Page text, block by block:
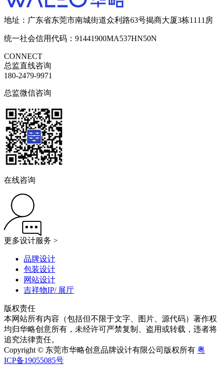
地址：广东省东莞市南城街道众利路63号揭商大厦3栋1111房
统一社会信用代码：91441900MA537HN50N
CONNECT
总监直线咨询
180-2479-9971
总监微信咨询
在线咨询
更多设计服务 >
品牌设计
包装设计
网站设计
吉祥物IP/ 展厅
版权责任
本网站所有内容（包括但不限于文字、图片、源代码）著作权
均归华略创意所有，未经许可严禁复制、盗用或转载，违者将
追究法律责任。
Copyright © 东莞市华略创意品牌设计有限公司版权所有 粤
ICP备19055085号